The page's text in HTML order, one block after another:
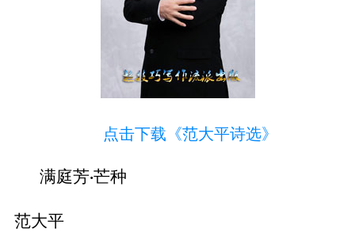
点击下载《范大平诗选》
满庭芳·芒种
范大平